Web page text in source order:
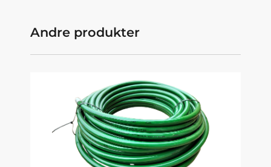
Andre produkter